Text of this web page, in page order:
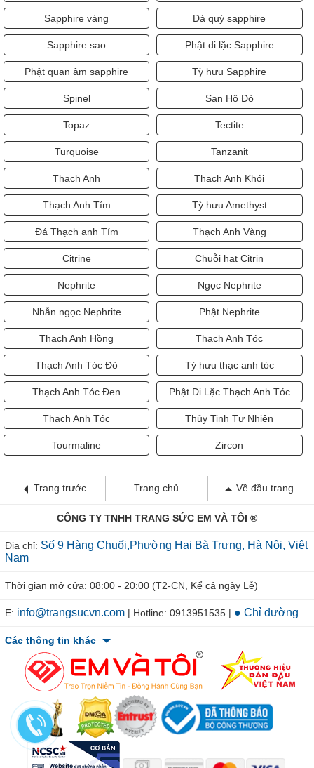
Sapphire vàng Đá quý sapphire
Sapphire sao Phật di lặc Sapphire
Phật quan âm sapphire Tỳ hưu Sapphire
Spinel San Hô Đỏ
Topaz Tectite
Turquoise Tanzanit
Thạch Anh Thạch Anh Khói
Thạch Anh Tím Tỳ hưu Amethyst
Đá Thạch anh Tím Thạch Anh Vàng
Citrine Chuỗi hạt Citrin
Nephrite Ngọc Nephrite
Nhẫn ngọc Nephrite Phật Nephrite
Thạch Anh Hồng Thạch Anh Tóc
Thạch Anh Tóc Đỏ Tỳ hưu thạc anh tóc
Thạch Anh Tóc Đen Phật Di Lặc Thạch Anh Tóc
Thạch Anh Tóc Thủy Tinh Tự Nhiên
Tourmaline Zircon
Trang trước Trang chủ Về đầu trang
CÔNG TY TNHH TRANG SỨC EM VÀ TÔI ®
Địa chỉ: Số 9 Hàng Chuối,Phường Hai Bà Trưng, Hà Nội, Việt
Nam
Thời gian mở cửa: 08:00 - 20:00 (T2-CN, Kể cả ngày Lễ)
E: info@trangsucvn.com | Hotline: 0913951535 | ● Chỉ đường
Các thông tin khác